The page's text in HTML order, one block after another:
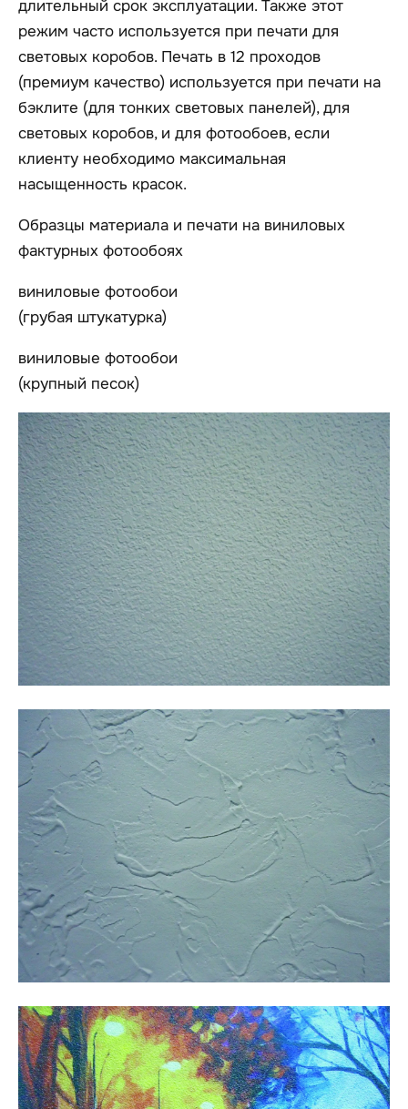
длительный срок эксплуатации. Также этот
режим часто используется при печати для
световых коробов. Печать в 12 проходов
(премиум качество) используется при печати на
бэклите (для тонких световых панелей), для
световых коробов, и для фотообоев, если
клиенту необходимо максимальная
насыщенность красок.
Образцы материала и печати на виниловых
фактурных фотообоях
виниловые фотообои
(грубая штукатурка)
виниловые фотообои
(крупный песок)